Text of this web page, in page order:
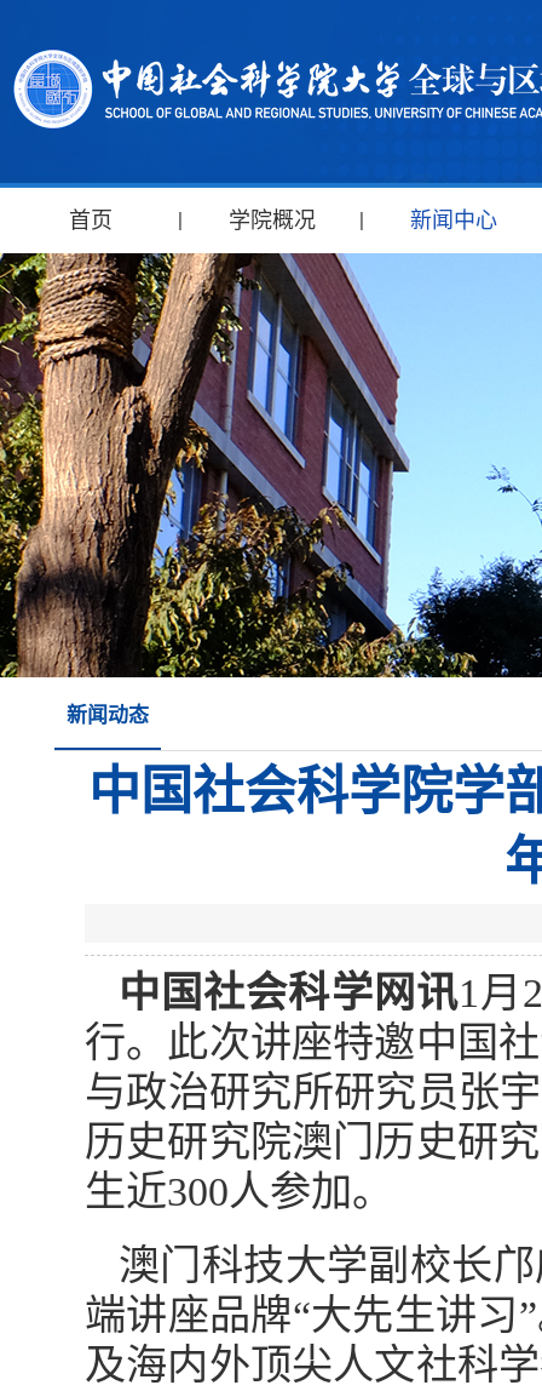
首页 学院概况 新闻中心
新闻动态
中国社会科学院学
中国社会科学网讯1月
行。此次讲座特邀中国
与政治研究所研究员张
历史研究院澳门历史研
生近300人参加。
澳门科技大学副校长
端讲座品牌“大先生讲习
及海内外顶尖人文社科